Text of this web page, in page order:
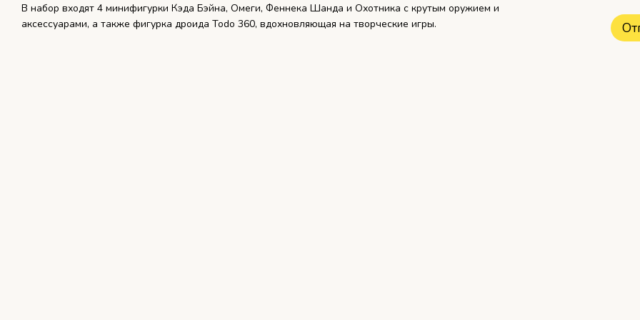
В набор входят 4 минифигурки Кэда Бэйна, Омеги, Феннека Шанда и Охотника с крутым оружием и
аксессуарами, а также фигурка дроида Todo 360, вдохновляющая на творческие игры.